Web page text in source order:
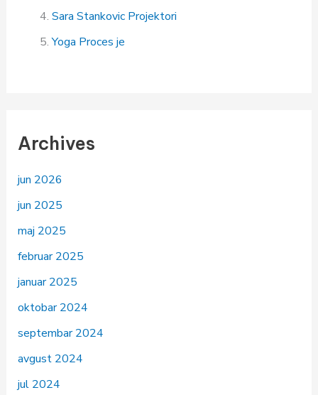
Sara Stankovic Projektori
Yoga Proces je
Archives
jun 2026
jun 2025
maj 2025
februar 2025
januar 2025
oktobar 2024
septembar 2024
avgust 2024
jul 2024